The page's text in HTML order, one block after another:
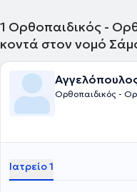
1 Ορθοπαιδικός -
κοντά στον νομό
Ορθοπαιδικός -
Ιατρείο 1